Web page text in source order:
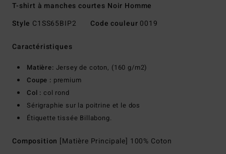
T-shirt à manches courtes Noir Homme
Style C1SS65BIP2 Code couleur 0019
Caractéristiques
Matière: Jersey de coton, (160 g/m2)
Coupe : premium
Col : col rond
Sérigraphie sur la poitrine et le dos
Étiquette tissée Billabong.
Composition [Matière Principale] 100% Coton